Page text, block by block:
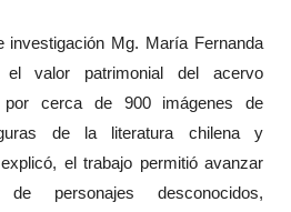
investigación Mg. María Fernanda
valor patrimonial del acervo
por cerca de 900 imágenes de
de la literatura chilena y
el trabajo permitió avanzar
personajes desconocidos,